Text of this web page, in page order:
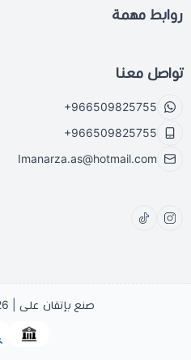
روابط مهمة
تواصل معنا
+966509825755
+966509825755
Imanarza.as@hotmail.com
صنع بإتقان على | 2026